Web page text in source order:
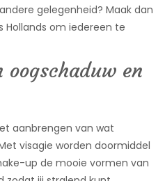
gelegenheid? Maak dan
Hollands om iedereen te
en
aanbrengen van wat
visagie worden doormiddel
up de mooie vormen van